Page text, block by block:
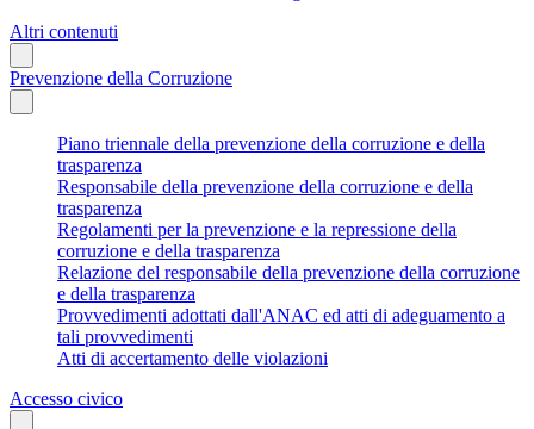
Altri contenuti
Prevenzione della Corruzione
Piano triennale della prevenzione della corruzione e della
trasparenza
Responsabile della prevenzione della corruzione e della
trasparenza
Regolamenti per la prevenzione e la repressione della
corruzione e della trasparenza
Relazione del responsabile della prevenzione della corruzione
e della trasparenza
Provvedimenti adottati dall'ANAC ed atti di adeguamento a
tali provvedimenti
Atti di accertamento delle violazioni
Accesso civico